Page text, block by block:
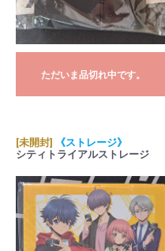
ただいま品切れ中です。
[未開封]
《ストレージ》
シティトライアルストレージ